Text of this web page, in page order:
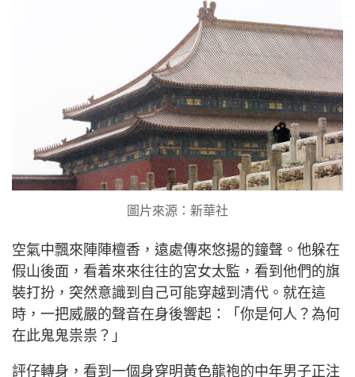
圖片來源：新華社
空氣中飄來陣陣檀香，遠處傳來悠揚的鐘聲。他躲在
假山後面，看着來來往往的宮女太監，看到他們的旗
裝打扮，突然意識到自己可能穿越到清代。就在這
時，一把威嚴的聲音在身後響起：「你是何人？為何
在此鬼鬼祟祟？」
評仔轉身，看到一個身穿明黃色龍袍的中年男子正注